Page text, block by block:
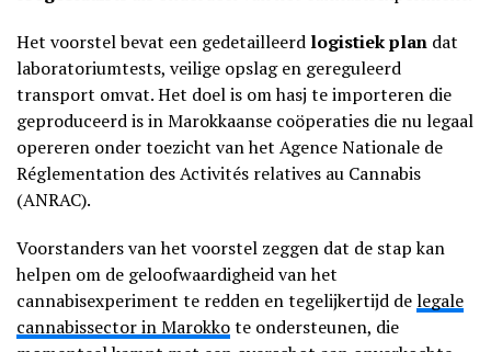
Het voorstel bevat een gedetailleerd logistiek plan dat
laboratoriumtests, veilige opslag en gereguleerd
transport omvat. Het doel is om hasj te importeren die
geproduceerd is in Marokkaanse coöperaties die nu legaal
opereren onder toezicht van het Agence Nationale de
Réglementation des Activités relatives au Cannabis
(ANRAC).
Voorstanders van het voorstel zeggen dat de stap kan
helpen om de geloofwaardigheid van het
cannabisexperiment te redden en tegelijkertijd delegale
cannabissector in Marokkote ondersteunen, die